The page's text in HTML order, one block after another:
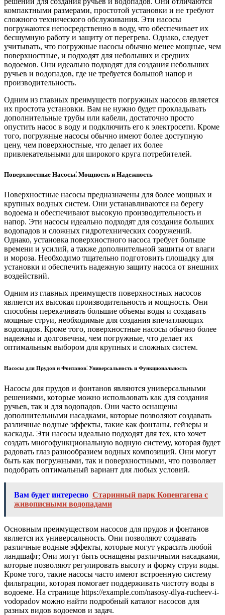
компактными размерами, простотой установки и не требуют
сложного технического обслуживания. Эти насосы
погружаются непосредственно в воду, что обеспечивает их
бесшумную работу и защиту от перегрева. Однако, следует
учитывать, что погружные насосы обычно менее мощные, чем
поверхностные, и подходят для небольших и средних
водоемов. Они идеально подходят для создания небольших
ручьев и водопадов, где не требуется большой напор и
производительность.
Одним из главных преимуществ погружных насосов является
их простота установки. Вам не нужно будет прокладывать
дополнительные трубы или кабели, достаточно просто
опустить насос в воду и подключить его к электросети. Кроме
того, погружные насосы обычно имеют более доступную
цену, чем поверхностные, что делает их более
привлекательными для широкого круга потребителей.
Поверхностные Насосы⁚ Мощность и Надежность
Поверхностные насосы предназначены для более мощных и
крупных водных систем. Они устанавливаются на берегу
водоема и обеспечивают высокую производительность и
напор. Эти насосы идеально подходят для создания больших
водопадов и сложных гидротехнических сооружений.
Однако, установка поверхностного насоса требует больше
времени и усилий, а также дополнительной защиты от влаги
и мороза. Необходимо тщательно подготовить площадку для
установки и обеспечить надежную защиту насоса от внешних
воздействий.
Одним из главных преимуществ поверхностных насосов
является их высокая производительность и мощность. Они
способны перекачивать большие объемы воды и создавать
мощные струи, необходимые для создания впечатляющих
водопадов. Кроме того, поверхностные насосы обычно более
надежны и долговечны, чем погружные, что делает их
оптимальным выбором для крупных и сложных систем.
Насосы для Прудов и Фонтанов⁚ Универсальность и Функциональность
Насосы для прудов и фонтанов являются универсальными
решениями, которые можно использовать как для создания
ручьев, так и для водопадов. Они часто оснащены
дополнительными насадками, которые позволяют создавать
различные водные эффекты, такие как фонтаны, гейзеры и
каскады. Эти насосы идеально подходят для тех, кто хочет
создать многофункциональную водную систему, которая будет
радовать глаз разнообразием водных композиций. Они могут
быть как погружными, так и поверхностными, что позволяет
подобрать оптимальный вариант для любых условий.
Вам будет интересно Старинный парк Копенгагена с
живописными водопадами
Основным преимуществом насосов для прудов и фонтанов
является их универсальность. Они позволяют создавать
различные водные эффекты, которые могут украсить любой
ландшафт; Они могут быть оснащены различными насадками,
которые позволяют регулировать высоту и форму струи воды.
Кроме того, такие насосы часто имеют встроенную систему
фильтрации, которая помогает поддерживать чистоту воды в
водоеме. На странице https://example.com/nasosy-dlya-rucheev-i-
vodopadov можно найти подробный каталог насосов для
разных видов водоемов и задач.